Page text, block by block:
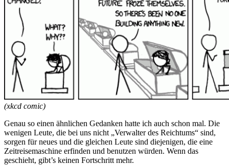
(xkcd comic)
Genau so einen ähnlichen Gedanken hatte ich auch schon mal. Die
wenigen Leute, die bei uns nicht „Verwalter des Reichtums“ sind,
sorgen für neues und die gleichen Leute sind diejenigen, die eine
Zeitreisemaschine erfinden und benutzen würden. Wenn das
geschieht, gibt’s keinen Fortschritt mehr.